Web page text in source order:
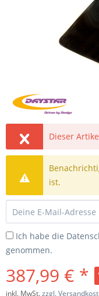
Dieser
ist.
Ich habe die
genommen.
387,99 € *
inkl. MwSt.zzgl.